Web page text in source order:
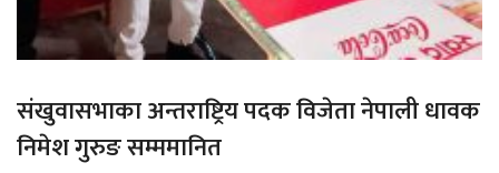
संखुवासभाका अन्तराष्ट्रिय पदक विजेता नेपाली धावक
निमेश गुरुङ सम्ममानित